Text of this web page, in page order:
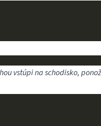
vstúpi na schodisko,